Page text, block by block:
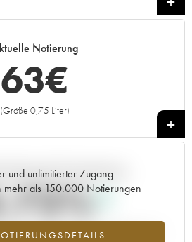
Notierung
63€
(Größe 0,75 Liter)
+
und unlimitierter Zugang
mehr als 150.000 Notierungen
der Preisnotierung
2017 im Jahr 2026 im Vergleich zum